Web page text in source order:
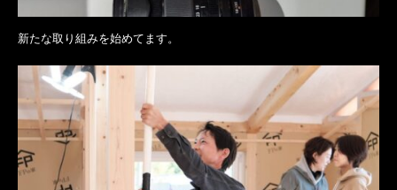
新たな取り組みを始めてます。